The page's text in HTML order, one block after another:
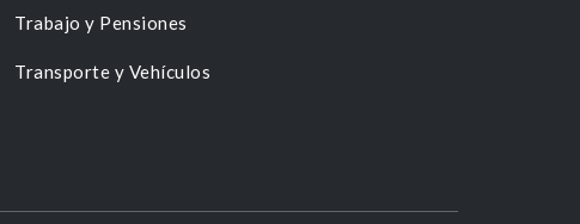
Trabajo y Pensiones
Transporte y Vehículos